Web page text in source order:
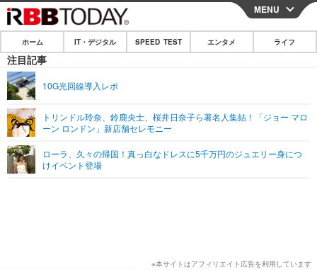
CLOSE
ホーム
IT・デジタル
ネタ
ショッピング その他
SPEED TEST
エンタメ
エンタメTOP
ライフ
MENU
ホーム IT・デジタル SPEED TEST エンタメ ライフ
注目記事
10G光回線導入レポ
トリンドル玲奈、鈴鹿央士、桜井日奈子ら著名人集結！「ジョー マロ
ーン ロンドン」新店舗セレモニー
ローラ、久々の帰国！真っ白なドレスに5千万円のジュエリー身につ
けイベント登場